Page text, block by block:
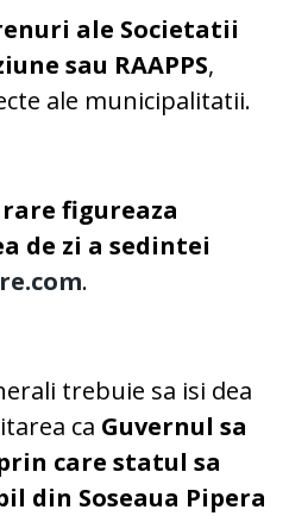
ale Societatii
sau RAAPPS,
ale municipalitatii.
figureaza
de zi a sedintei
.
trebuie sa isi dea
ca Guvernul sa
care statul sa
din Soseaua Pipera